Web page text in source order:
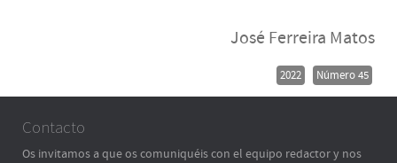
José Ferreira Matos
2022 Número 45
Contacto
Os invitamos a que os comuniquéis con el equipo redactor y nos